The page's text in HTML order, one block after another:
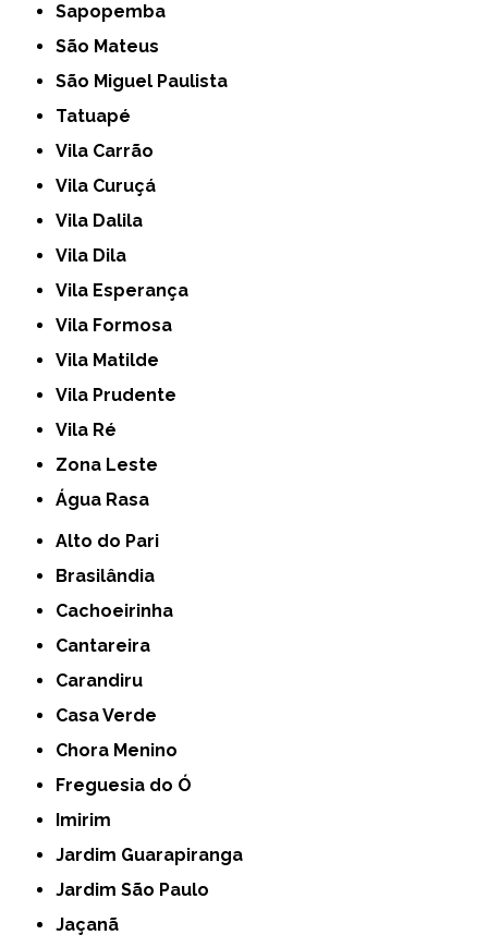
Sapopemba
São Mateus
São Miguel Paulista
Tatuapé
Vila Carrão
Vila Curuçá
Vila Dalila
Vila Dila
Vila Esperança
Vila Formosa
Vila Matilde
Vila Prudente
Vila Ré
Zona Leste
Água Rasa
Alto do Pari
Brasilândia
Cachoeirinha
Cantareira
Carandiru
Casa Verde
Chora Menino
Freguesia do Ó
Imirim
Jardim Guarapiranga
Jardim São Paulo
Jaçanã